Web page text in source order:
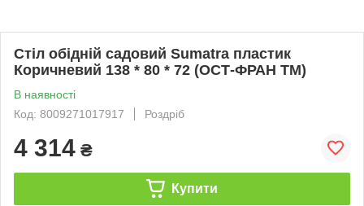
Стіл обідній садовий Sumatra пластик
Коричневий 138 * 80 * 72 (ОСТ-ФРАН ТМ)
В наявності
Код: 8009271017917
Роздріб
4 314 ₴
Купити